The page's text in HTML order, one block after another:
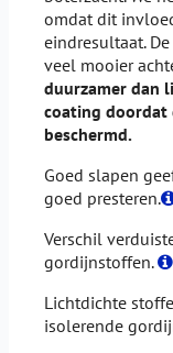
omdat dit
eindresultaat.
veel mooier
duurzamer dan
coating doordat
beschermd.
Goed slapen
goed presteren.
Verschil
gordijnstoffen.
Lichtdichte
isolerende